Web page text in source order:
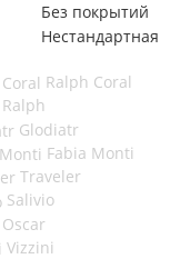
Без покрытий
Нестандартная
Ralph Coral
Ralph
Glodiatr
Fabia Monti
Traveler
Salivio
Oscar
Vizzini